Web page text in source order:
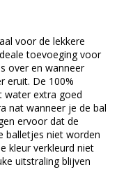
voor de lekkere
toevoeging voor
over en wanneer
eruit. De 100%
water extra goed
nat wanneer je de bal
ervoor dat de
balletjes niet worden
kleur verkleurd niet
uitstraling blijven